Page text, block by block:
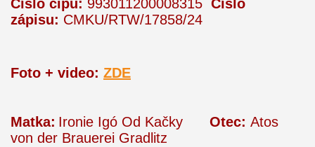
Číslo čipu: 993011200008315 Číslo
zápisu: CMKU/RTW/17858/24
Foto + video: ZDE
Matka: Ironie Igó Od Kačky Otec: Atos
von der Brauerei Gradlitz